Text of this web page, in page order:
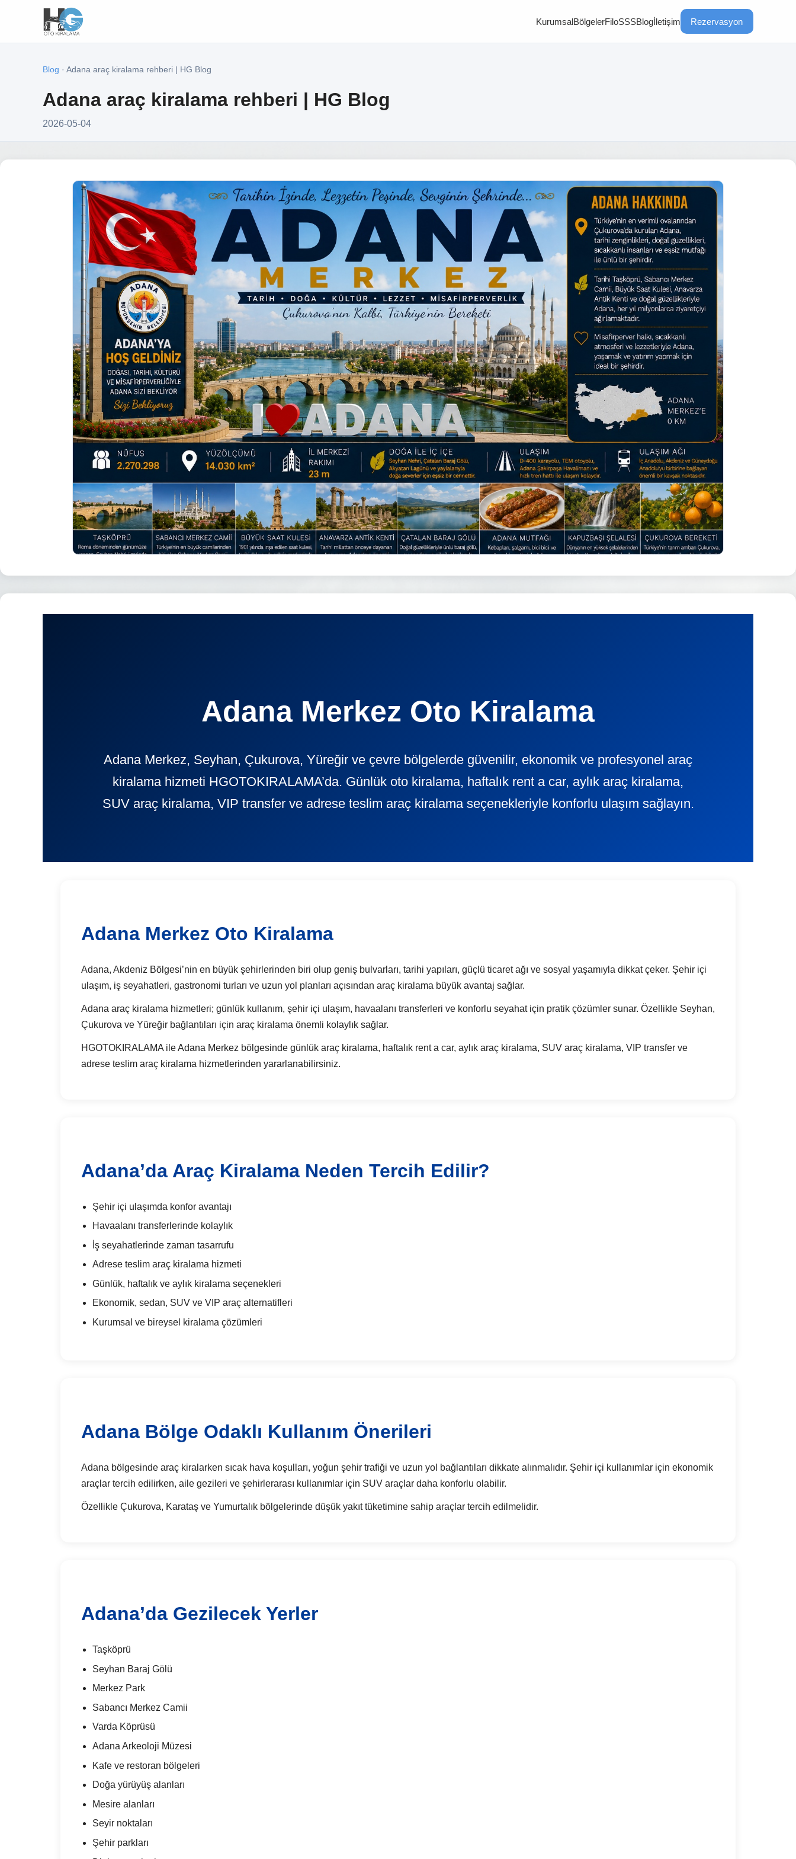
KurumsalBölgelerFiloSSSBlogİletişim Rezervasyon
Blog · Adana araç kiralama rehberi | HG Blog
Adana araç kiralama rehberi | HG Blog
2026-05-04
Adana Merkez Oto Kiralama
Adana Merkez, Seyhan, Çukurova, Yüreğir ve çevre bölgelerde güvenilir, ekonomik ve profesyonel araç
kiralama hizmeti HGOTOKIRALAMA’da. Günlük oto kiralama, haftalık rent a car, aylık araç kiralama,
SUV araç kiralama, VIP transfer ve adrese teslim araç kiralama seçenekleriyle konforlu ulaşım sağlayın.
Adana Merkez Oto Kiralama
Adana, Akdeniz Bölgesi’nin en büyük şehirlerinden biri olup geniş bulvarları, tarihi yapıları, güçlü ticaret ağı ve sosyal yaşamıyla dikkat çeker. Şehir içi
ulaşım, iş seyahatleri, gastronomi turları ve uzun yol planları açısından araç kiralama büyük avantaj sağlar.
Adana araç kiralama hizmetleri; günlük kullanım, şehir içi ulaşım, havaalanı transferleri ve konforlu seyahat için pratik çözümler sunar. Özellikle Seyhan,
Çukurova ve Yüreğir bağlantıları için araç kiralama önemli kolaylık sağlar.
HGOTOKIRALAMA ile Adana Merkez bölgesinde günlük araç kiralama, haftalık rent a car, aylık araç kiralama, SUV araç kiralama, VIP transfer ve
adrese teslim araç kiralama hizmetlerinden yararlanabilirsiniz.
Adana’da Araç Kiralama Neden Tercih Edilir?
Şehir içi ulaşımda konfor avantajı
Havaalanı transferlerinde kolaylık
İş seyahatlerinde zaman tasarrufu
Adrese teslim araç kiralama hizmeti
Günlük, haftalık ve aylık kiralama seçenekleri
Ekonomik, sedan, SUV ve VIP araç alternatifleri
Kurumsal ve bireysel kiralama çözümleri
Adana Bölge Odaklı Kullanım Önerileri
Adana bölgesinde araç kiralarken sıcak hava koşulları, yoğun şehir trafiği ve uzun yol bağlantıları dikkate alınmalıdır. Şehir içi kullanımlar için ekonomik
araçlar tercih edilirken, aile gezileri ve şehirlerarası kullanımlar için SUV araçlar daha konforlu olabilir.
Özellikle Çukurova, Karataş ve Yumurtalık bölgelerinde düşük yakıt tüketimine sahip araçlar tercih edilmelidir.
Adana’da Gezilecek Yerler
Taşköprü
Seyhan Baraj Gölü
Merkez Park
Sabancı Merkez Camii
Varda Köprüsü
Adana Arkeoloji Müzesi
Kafe ve restoran bölgeleri
Doğa yürüyüş alanları
Mesire alanları
Seyir noktaları
Şehir parkları